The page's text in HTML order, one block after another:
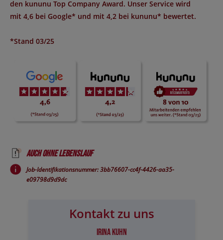
den kununu Top Company Award. Unser Service wird
mit 4,6 bei Google* und mit 4,2 bei kununu* bewertet.
*Stand 03/25
Auch ohne Lebenslauf
Job-Identifikationsnummer: 3bb76607-cc4f-4426-aa35-
e09798d9d9dc
Kontakt zu uns
Irina Kuhn